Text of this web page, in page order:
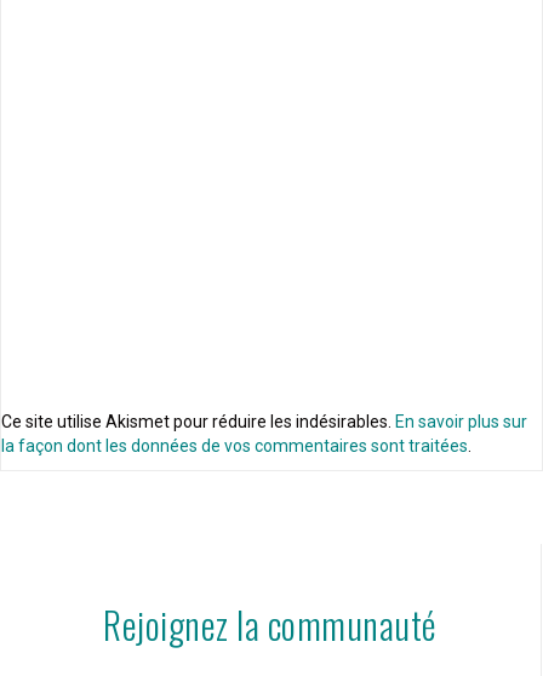
Ce site utilise Akismet pour réduire les indésirables. En savoir plus sur
la façon dont les données de vos commentaires sont traitées.
Rejoignez la communauté